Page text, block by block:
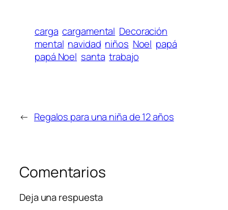
carga cargamental Decoración
mental navidad niños Noel papá
papá Noel santa trabajo
← Regalos para una niña de 12 años
Comentarios
Deja una respuesta